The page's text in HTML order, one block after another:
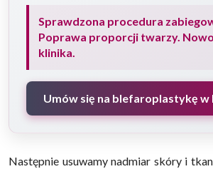
Sprawdzona procedura
Poprawa proporcji twarzy.
klinika.
Umów się na blefaroplastykę w
Następnie usuwamy nadmiar skóry i